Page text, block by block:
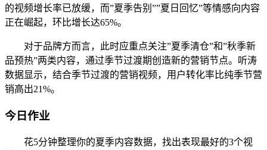
的视频增长率已放缓，而”夏季告别””夏日回忆”等情感向内容
正在崛起，环比增长达65%。
对于品牌方而言，此时应重点关注”夏季清仓”和”秋季新
品预热”两类内容，通过季节过渡期创造新的营销节点。听涛
数据显示，结合季节过渡的营销视频，用户转化率比纯季节营
销高出21%。
今日作业
花5分钟整理你的夏季内容数据，找出表现最好的3个视